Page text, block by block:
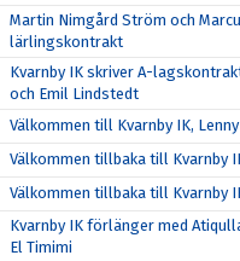
Martin Nimgård Ström och
lärlingskontrakt
Kvarnby IK skriver A-
och Emil Lindstedt
Välkommen till Kvarnby IK,
Välkommen tillbaka till Kvarnby
Välkommen tillbaka till Kvarnby
Kvarnby IK förlänger med
El Timimi